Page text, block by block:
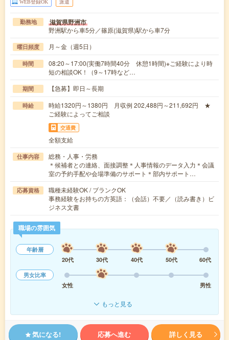
WEB登録OK 派遣
勤務地 滋賀県野洲市
野洲駅から車5分／篠原(滋賀県)駅から車7分
曜日頻度 月～金（週5日）
時間
08:20～17:00(実働7時間40分 休憩1時間)※ご経験により時
短の相談OK！（9～17時など…
期間 【急募】即日～長期
時給
時給1320円～1380円 月収例 202,488円～211,692円 ★
ご経験によってご相談
交通費
全額支給
仕事内容
総務・人事・労務
＊候補者との連絡、面接調整＊人事情報のデータ入力＊会議
室の予約手配や会場準備のサポート＊部内サポート…
応募資格
職種未経験OK / ブランクOK
事務経験をお持ちの方英語：（会話）不要／（読み書き）ビ
ジネス文書
職場の雰囲気
年齢層
20代
30代 40代 50代
60代
男女比率
女性
男性
もっと見る
気になる! 応募へ進む 詳しく見る